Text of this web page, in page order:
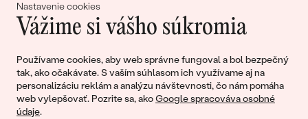
Nastavenie cookies
Vážime si vášho súkromia
Používame cookies, aby web správne fungoval a bol bezpečný
tak, ako očakávate. S vaším súhlasom ich využívame aj na
personalizáciu reklám a analýzu návštevnosti, čo nám pomáha
web vylepšovať. Pozrite sa, akoGoogle spracováva osobné
údaje.
Pripojte sa k nám!